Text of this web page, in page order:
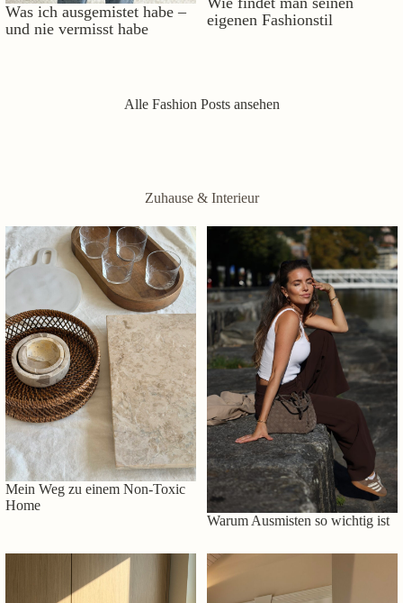
Was ich ausgemistet habe –
und nie vermisst habe
eigenen Fashionstil
Alle Fashion Posts ansehen
Zuhause & Interieur
Mein Weg zu einem Non-Toxic
Home
Warum Ausmisten so wichtig ist